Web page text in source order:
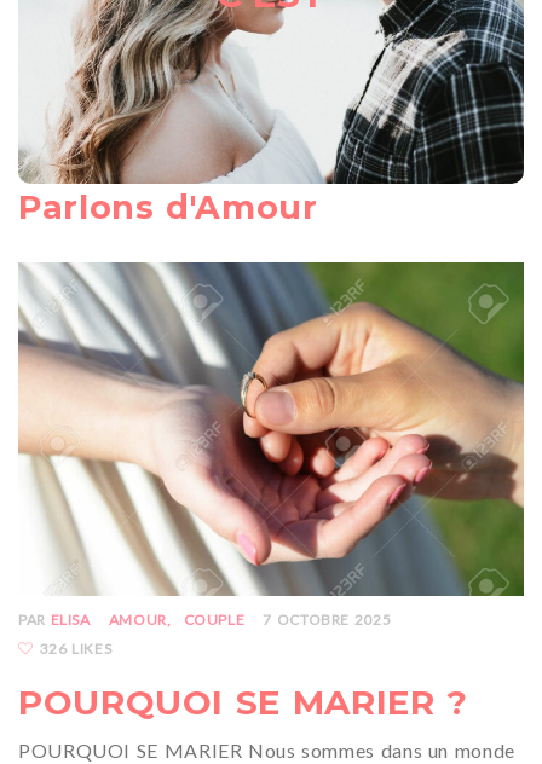
de ce qui est injuste, mais il trouve sa joie dans ce
qui est vrai ; il supporte tout, il fait confiance en
tout, il espère tout, il endure tout.
Paul de Tarse – 1 Cor 13, 4-7
Parlons d'Amour
PAR ELISA AMOUR COUPLE
7 OCTOBRE 2025
326 LIKES
POURQUOI SE MARIER ?
POURQUOI SE MARIER Nous sommes dans un monde